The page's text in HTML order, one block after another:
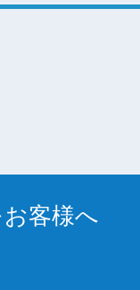
客様へ